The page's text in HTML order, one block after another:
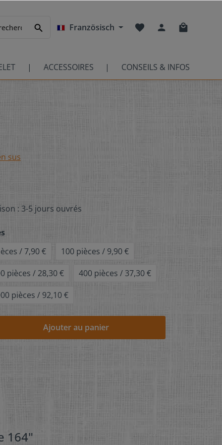
Französisch
ACCESSOIRES CONSEILS & INFOS
sus
: 3-5 jours ouvrés
/ 7,90 €
100 pièces / 9,90 €
pièces / 28,30 €
400 pièces / 37,30 €
pièces / 92,10 €
Ajouter au panier
164"